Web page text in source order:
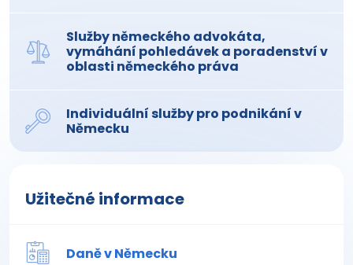
Služby německého advokáta,
vymáhání pohledávek a poradenství v
oblasti německého práva
Individuální služby pro podnikání v
Německu
Užitečné informace
Daně v Německu